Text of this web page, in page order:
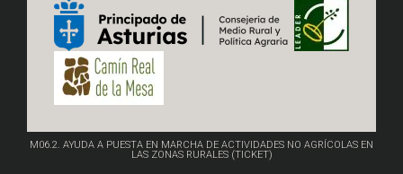
M06.2. AYUDA A PUESTA EN MARCHA DE ACTIVIDADES NO AGRÍCOLAS EN
LAS ZONAS RURALES (TICKET)